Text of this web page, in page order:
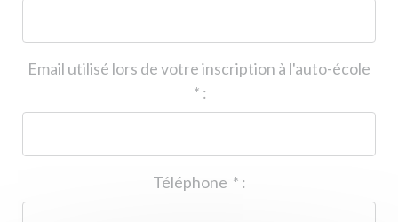
Email utilisé lors de votre inscription à l'auto-école
* :
* :